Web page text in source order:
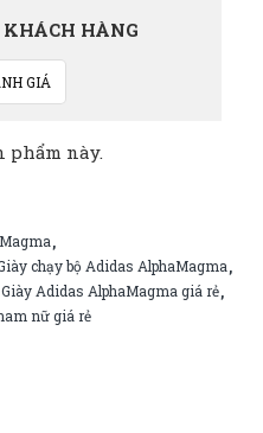
HÀNG
GIÁ
phẩm này.
,
chạy bộ Adidas AlphaMagma,
Giày Adidas AlphaMagma giá rẻ,
nữ giá rẻ